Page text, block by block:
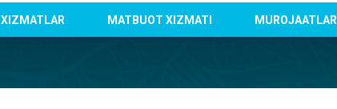
MATBUOT XIZMATI MUROJAATLAR